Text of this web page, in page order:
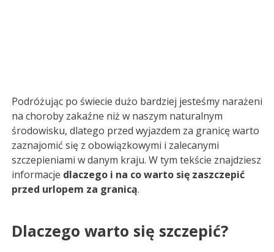
Podróżując po świecie dużo bardziej jesteśmy narażeni
na choroby zakaźne niż w naszym naturalnym
środowisku, dlatego przed wyjazdem za granicę warto
zaznajomić się z obowiązkowymi i zalecanymi
szczepieniami w danym kraju. W tym tekście znajdziesz
informacje dlaczego i na co warto się zaszczepić
przed urlopem za granicą.
Dlaczego warto się szczepić?